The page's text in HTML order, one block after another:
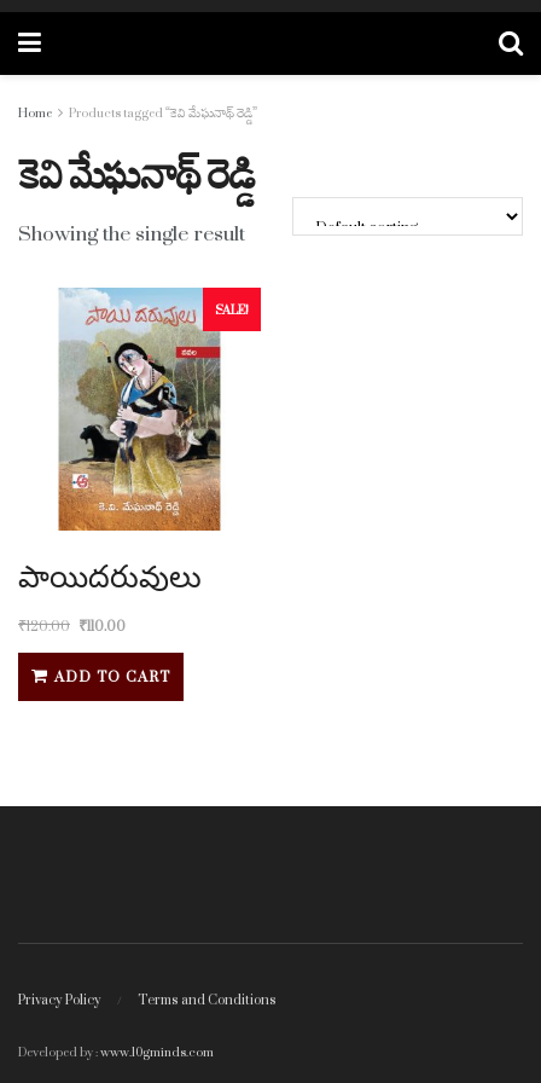
Home Products tagged “కెవి మేఘనాథ్ రెడ్డి”
కెవి మేఘనాథ్ రెడ్డి
Showing the single result
SALE!
పాయిదరువులు
₹120.00 ₹110.00
ADD TO CART
Privacy Policy Terms and Conditions
Developed by :www.10gminds.com